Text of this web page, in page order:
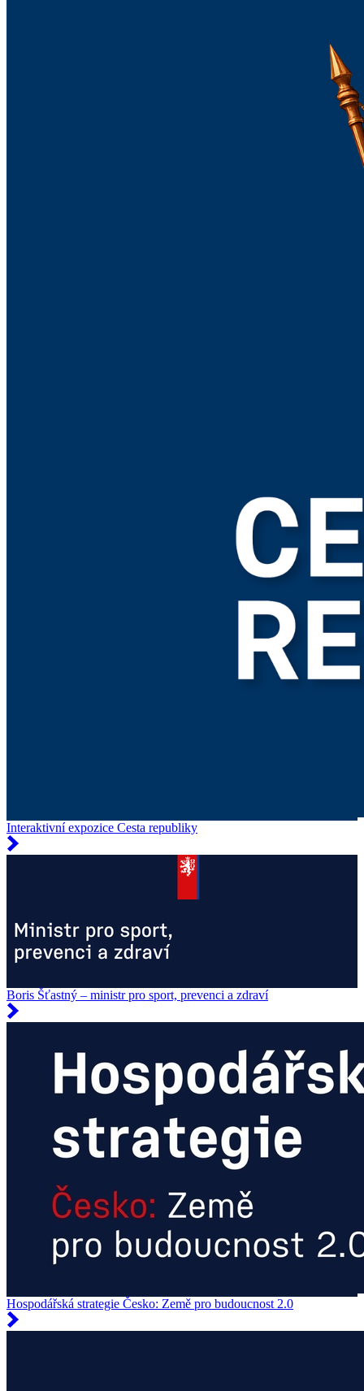
Interaktivní expozice Cesta republiky
Boris Šťastný – ministr pro sport, prevenci a zdraví
Hospodářská strategie Česko: Země pro budoucnost 2.0